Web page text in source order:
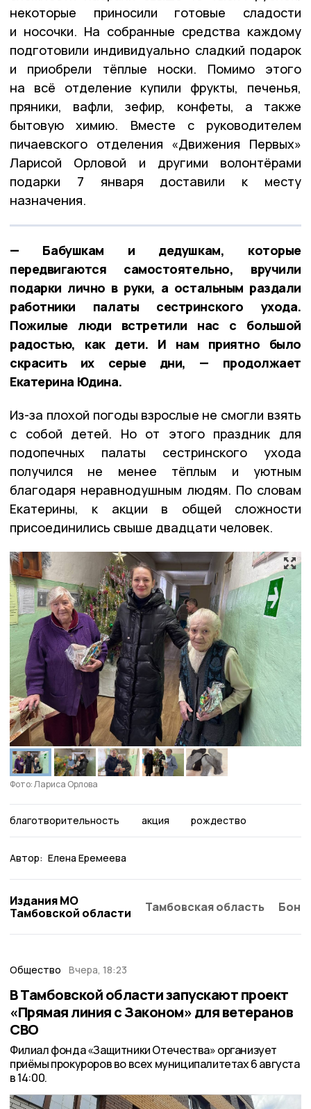
некоторые приносили готовые сладости
и носочки. На собранные средства каждому
подготовили индивидуально сладкий подарок
и приобрели тёплые носки. Помимо этого
на всё отделение купили фрукты, печенья,
пряники, вафли, зефир, конфеты, а также
бытовую химию. Вместе с руководителем
пичаевского отделения «Движения Первых»
Ларисой Орловой и другими волонтёрами
подарки 7 января доставили к месту
назначения.
— Бабушкам и дедушкам, которые
передвигаются самостоятельно, вручили
подарки лично в руки, а остальным раздали
работники палаты сестринского ухода.
Пожилые люди встретили нас с большой
радостью, как дети. И нам приятно было
скрасить их серые дни, — продолжает
Екатерина Юдина.
Из-за плохой погоды взрослые не смогли взять
с собой детей. Но от этого праздник для
подопечных палаты сестринского ухода
получился не менее тёплым и уютным
благодаря неравнодушным людям. По словам
Екатерины, к акции в общей сложности
присоединились свыше двадцати человек.
Фото: Лариса Орлова
благотворительность акция рождество
Автор: Елена Еремеева
Издания МО
Тамбовской области
Тамбовская область
Общество Вчера, 18:23
В Тамбовской области запускают проект
«Прямая линия с Законом» для ветеранов
СВО
Филиал фонда «Защитники Отечества» организует
приёмы прокуроров во всех муниципалитетах 6 августа
в 14:00.